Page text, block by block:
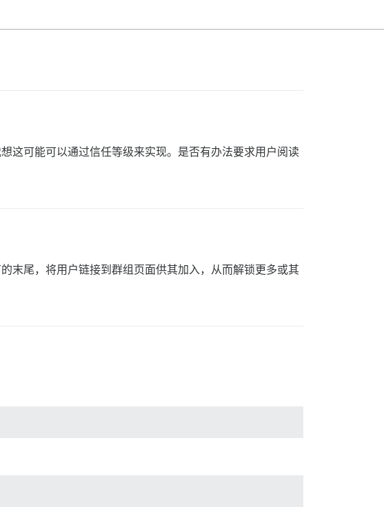
这可能可以通过信任等级来实现。是否有办法要求用户阅读
末尾，将用户链接到群组页面供其加入，从而解锁更多或其